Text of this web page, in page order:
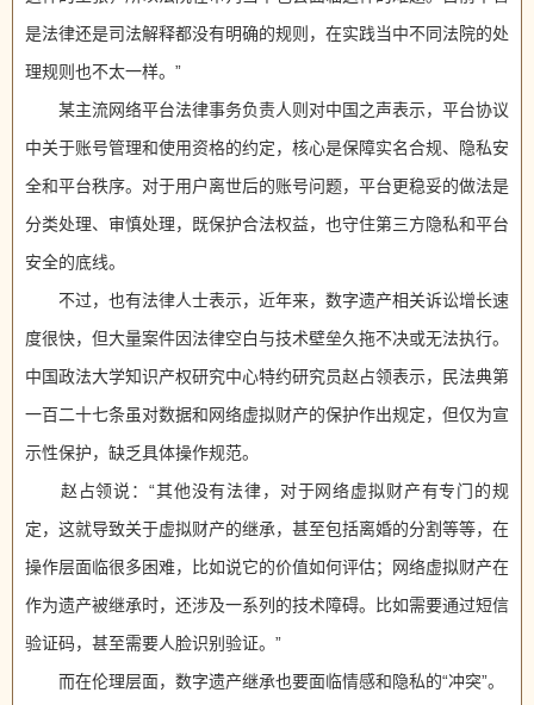
是法律还是司法解释都没有明确的规则，在实践当中不同法院的处
理规则也不太一样。”
某主流网络平台法律事务负责人则对中国之声表示，平台协议
中关于账号管理和使用资格的约定，核心是保障实名合规、隐私安
全和平台秩序。对于用户离世后的账号问题，平台更稳妥的做法是
分类处理、审慎处理，既保护合法权益，也守住第三方隐私和平台
安全的底线。
不过，也有法律人士表示，近年来，数字遗产相关诉讼增长速
度很快，但大量案件因法律空白与技术壁垒久拖不决或无法执行。
中国政法大学知识产权研究中心特约研究员赵占领表示，民法典第
一百二十七条虽对数据和网络虚拟财产的保护作出规定，但仅为宣
示性保护，缺乏具体操作规范。
赵占领说：“其他没有法律，对于网络虚拟财产有专门的规
定，这就导致关于虚拟财产的继承，甚至包括离婚的分割等等，在
操作层面临很多困难，比如说它的价值如何评估；网络虚拟财产在
作为遗产被继承时，还涉及一系列的技术障碍。比如需要通过短信
验证码，甚至需要人脸识别验证。”
而在伦理层面，数字遗产继承也要面临情感和隐私的“冲突”。